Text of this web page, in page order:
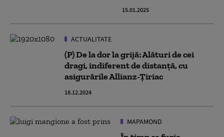
15.01.2025
ACTUALITATE
(P) De la dor la grijă: Alături de cei
dragi, indiferent de distanță, cu
asigurările Allianz-Țiriac
18.12.2024
MAPAMOND